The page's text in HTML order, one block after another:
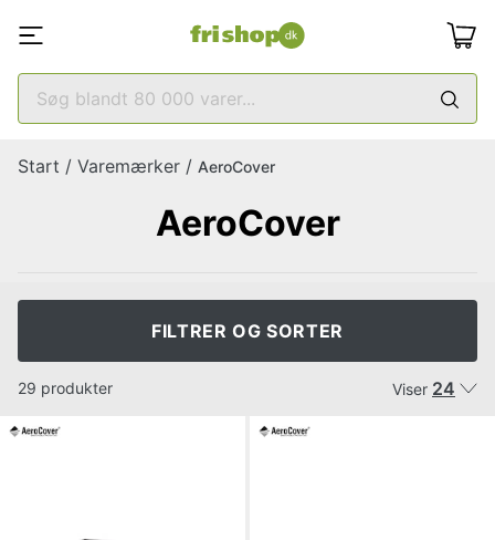
Start / Varemærker / AeroCover
AeroCover
FILTRER OG SORTER
29 produkter Viser 24